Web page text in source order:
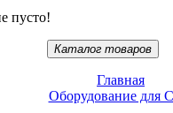
пусто!
Каталог товаров
Главная
Oбopудoвaниe для